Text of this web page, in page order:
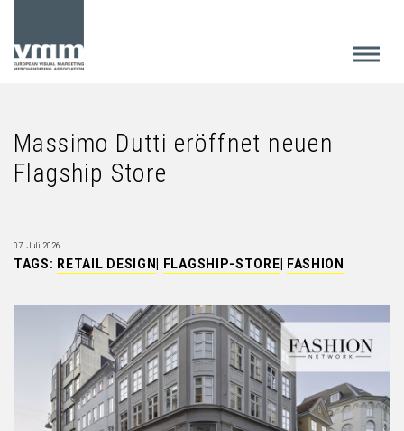
Massimo Dutti eröffnet neuen
Flagship Store
07. Juli 2026
TAGS: RETAIL DESIGN FLAGSHIP-STORE FASHION